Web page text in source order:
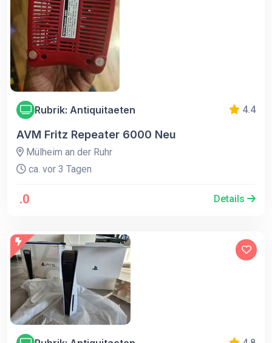
Rubrik: Antiquitaeten 4.4
AVM Fritz Repeater 6000 Neu
Mülheim an der Ruhr
ca. vor 3 Tagen
.0 Details